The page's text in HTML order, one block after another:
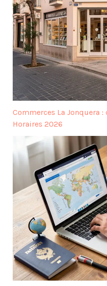
Commerces La Jonquera
Horaires 2026